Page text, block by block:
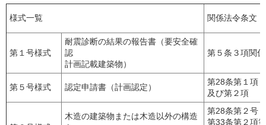
様式一覧 関係法令条文
第１号様式
耐震診断の結果の報告書（要安全確
認
計画記載建築物）
第５条３項関係
第５号様式 認定申請書（計画認定）
第28条第１項
及び第２項
木造の建築物または木造以外の構造
第28条第２号
第33条第２項